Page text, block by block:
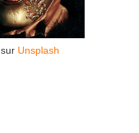
sur Unsplash